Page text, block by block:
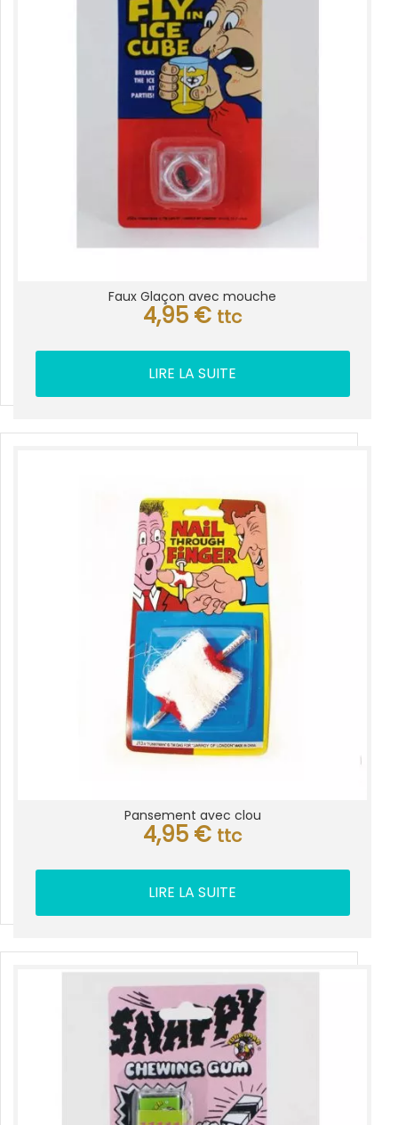
Faux Glaçon avec mouche
4,95 € ttc
LIRE LA SUITE
Pansement avec clou
4,95 € ttc
LIRE LA SUITE